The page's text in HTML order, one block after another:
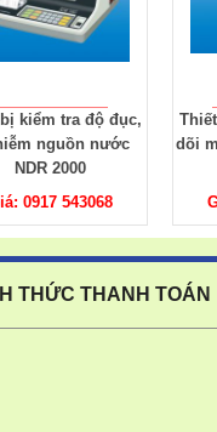
đo độ đục, theo
nước WQA 6000
0917 543068
THỨC THANH TOÁN